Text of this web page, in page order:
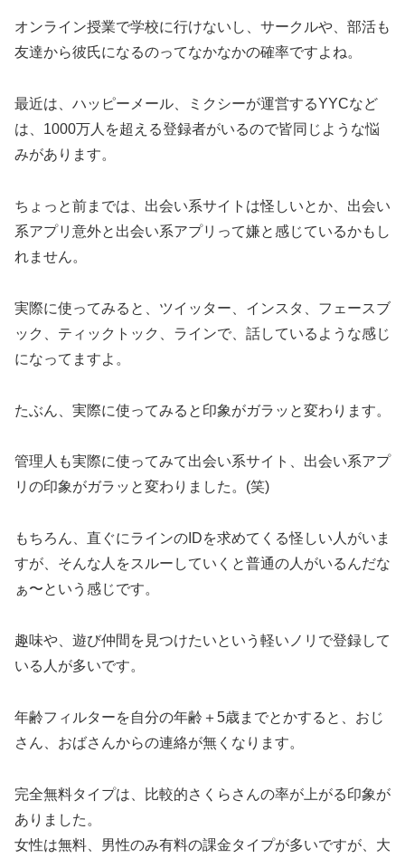
オンライン授業で学校に行けないし、サークルや、部活も
友達から彼氏になるのってなかなかの確率ですよね。
最近は、ハッピーメール、ミクシーが運営するYYCなど
は、1000万人を超える登録者がいるので皆同じような悩
みがあります。
ちょっと前までは、出会い系サイトは怪しいとか、出会い
系アプリ意外と出会い系アプリって嫌と感じているかもし
れません。
実際に使ってみると、ツイッター、インスタ、フェースブ
ック、ティックトック、ラインで、話しているような感じ
になってますよ。
たぶん、実際に使ってみると印象がガラッと変わります。
管理人も実際に使ってみて出会い系サイト、出会い系アプ
リの印象がガラッと変わりました。(笑)
もちろん、直ぐにラインのIDを求めてくる怪しい人がいま
すが、そんな人をスルーしていくと普通の人がいるんだな
ぁ〜という感じです。
趣味や、遊び仲間を見つけたいという軽いノリで登録して
いる人が多いです。
年齢フィルターを自分の年齢＋5歳までとかすると、おじ
さん、おばさんからの連絡が無くなります。
完全無料タイプは、比較的さくらさんの率が上がる印象が
ありました。
女性は無料、男性のみ有料の課金タイプが多いですが、大